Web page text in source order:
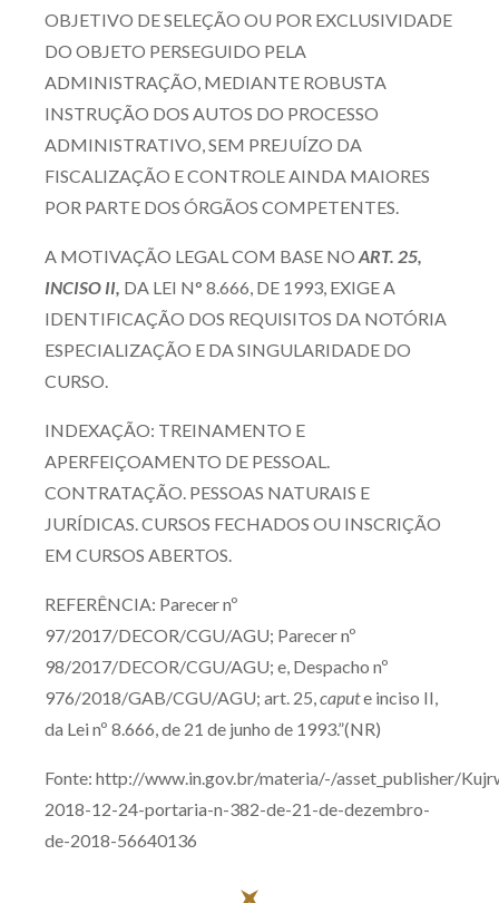
OBJETIVO DE SELEÇÃO OU POR EXCLUSIVIDADE
DO OBJETO PERSEGUIDO PELA
ADMINISTRAÇÃO, MEDIANTE ROBUSTA
INSTRUÇÃO DOS AUTOS DO PROCESSO
ADMINISTRATIVO, SEM PREJUÍZO DA
FISCALIZAÇÃO E CONTROLE AINDA MAIORES
POR PARTE DOS ÓRGÃOS COMPETENTES.
A MOTIVAÇÃO LEGAL COM BASE NO ART. 25,
INCISO II, DA LEI N° 8.666, DE 1993, EXIGE A
IDENTIFICAÇÃO DOS REQUISITOS DA NOTÓRIA
ESPECIALIZAÇÃO E DA SINGULARIDADE DO
CURSO.
INDEXAÇÃO: TREINAMENTO E
APERFEIÇOAMENTO DE PESSOAL.
CONTRATAÇÃO. PESSOAS NATURAIS E
JURÍDICAS. CURSOS FECHADOS OU INSCRIÇÃO
EM CURSOS ABERTOS.
REFERÊNCIA: Parecer nº
97/2017/DECOR/CGU/AGU; Parecer nº
98/2017/DECOR/CGU/AGU; e, Despacho nº
976/2018/GAB/CGU/AGU; art. 25,capute inciso II,
da Lei nº 8.666, de 21 de junho de 1993.”(NR)
Fonte: http://www.in.gov.br/materia/-/asset_publisher/
2018-12-24-portaria-n-382-de-21-de-dezembro-
de-2018-56640136